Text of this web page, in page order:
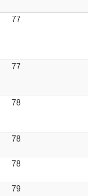
77
77
78
78
78
79